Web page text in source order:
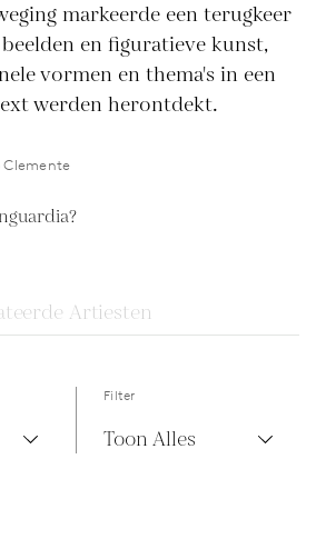
markeerde een terugkeer
en figuratieve kunst,
vormen en thema's in een
werden herontdekt.
Clemente
Filter
Toon Alles